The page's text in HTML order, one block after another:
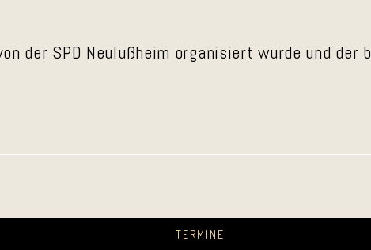
der SPD Neulußheim organisiert wurde und der
TERMINE